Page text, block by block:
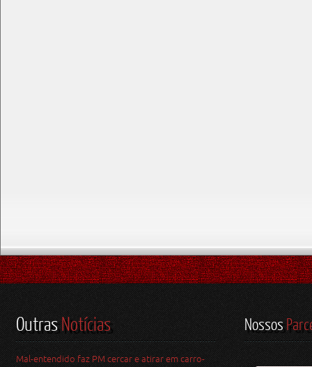
OutrasNotícias
Mal-entendido faz PM cercar e atirar em carro-
Nossos